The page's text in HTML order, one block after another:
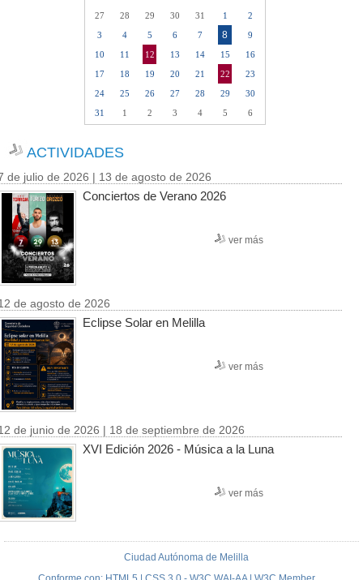
27 28 29 30 31 1
2
3
4 5 6 7 8
9
10
11 12 13 14 15
16
17
18 19 20 21 22
23
24
25 26 27 28 29
30
31
1 2 3 4 5 6
ACTIVIDADES
de julio de 2026 | 13 de agosto de 2026
Conciertos de Verano 2026
ver más
de agosto de 2026
Eclipse Solar en Melilla
ver más
de junio de 2026 | 18 de septiembre de 2026
XVI Edición 2026 - Música a la Luna
ver más
Ciudad Autónoma de Melilla